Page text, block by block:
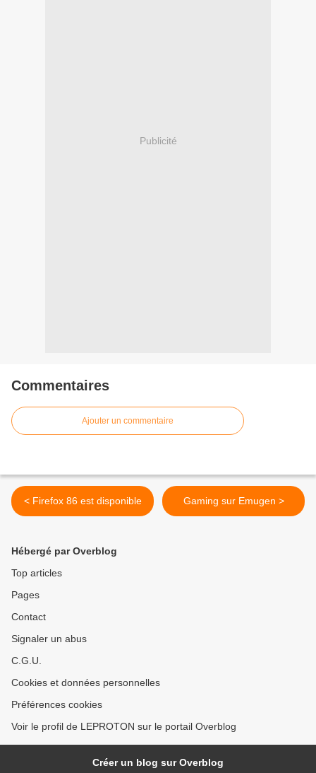
Publicité
Commentaires
Ajouter un commentaire
< Firefox 86 est disponible Gaming sur Emugen >
Hébergé par Overblog
Top articles
Pages
Contact
Signaler un abus
C.G.U.
Cookies et données personnelles
Préférences cookies
Voir le profil de LEPROTON sur le portail Overblog
Créer un blog sur Overblog